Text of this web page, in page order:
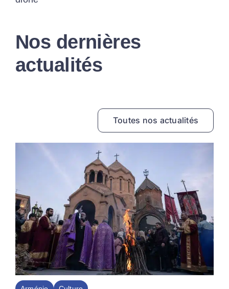
Nos dernières
actualités
Toutes nos actualités